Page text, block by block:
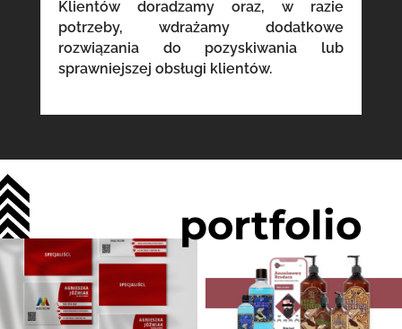
Klientów doradzamy oraz, w razie
potrzeby, wdrażamy dodatkowe
rozwiązania do pozyskiwania lub
sprawniejszej obsługi klientów.
portfolio